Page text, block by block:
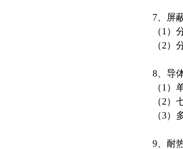
7、屏
（1）
（2）
8、导
（1）
（2）
（3）
9、耐